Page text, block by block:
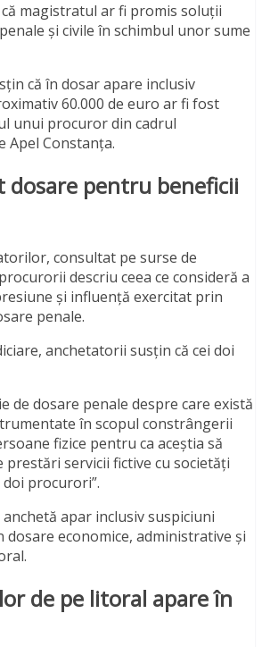
magistratul ar fi promis soluții
și civile în schimbul unor sume
că în dosar apare inclusiv
60.000 de euro ar fi fost
unui procuror din cadrul
Apel Constanța.
dosare pentru beneficii
consultat pe surse de
descriu ceea ce consideră a
și influență exercitat prin
penale.
anchetatorii susțin că cei doi
de dosare penale despre care există
în scopul constrângerii
fizice pentru ca aceștia să
prestări servicii fictive cu societăți
procurori”.
apar inclusiv suspiciuni
economice, administrative și
de pe litoral apare în